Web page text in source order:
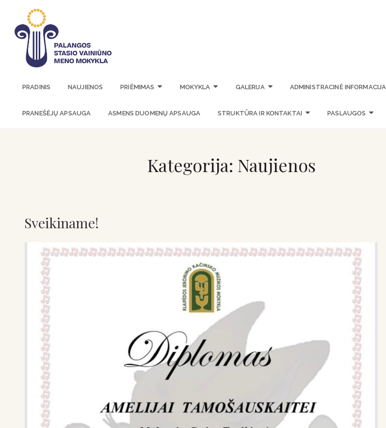
PRADINIS NAUJIENOS PRIĖMIMAS MOKYKLA GALERIJA ADMINISTRACINĖ INFORMACIJA
PRANEŠĖJŲ APSAUGA ASMENS DUOMENŲ APSAUGA STRUKTŪRA IR KONTAKTAI PASLAUGOS
Kategorija: Naujienos
Sveikiname!